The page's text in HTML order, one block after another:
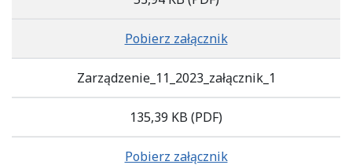
Pobierz załącznik
Zarządzenie_11_2023_załącznik_1
135,39 KB (PDF)
Pobierz załącznik